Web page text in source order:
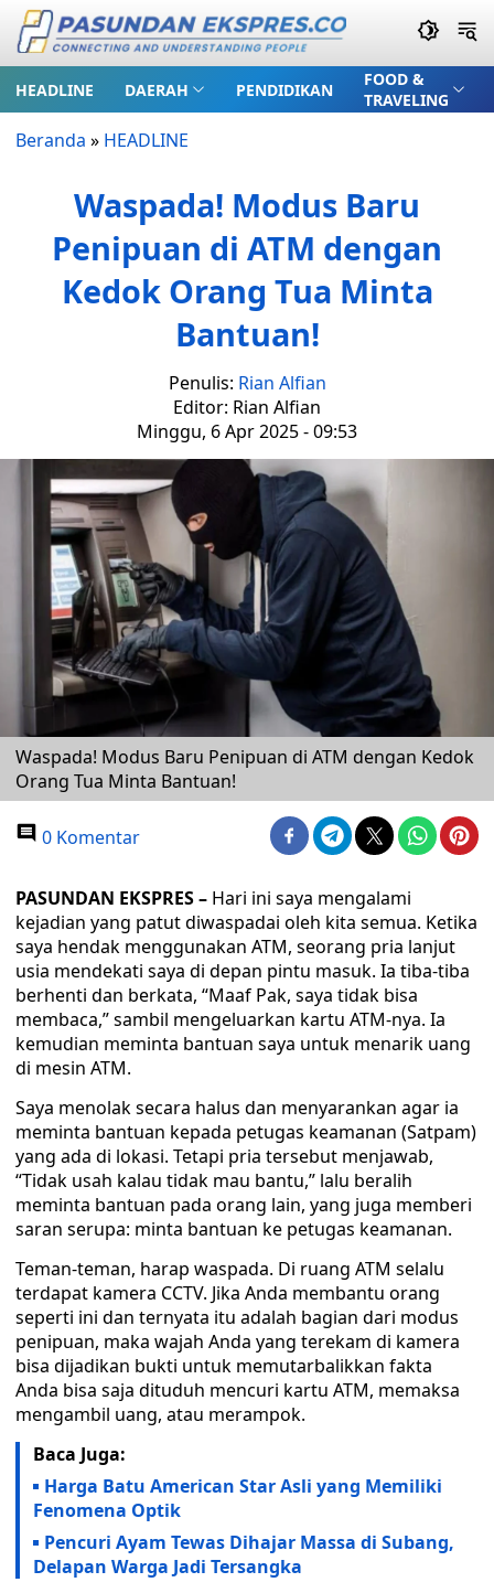
HEADLINE DAERAH PENDIDIKAN
FOOD &
TRAVELING
Beranda » HEADLINE
Waspada! Modus Baru
Penipuan di ATM dengan
Kedok Orang Tua Minta
Bantuan!
Penulis: Rian Alfian
Editor: Rian Alfian
Minggu, 6 Apr 2025 - 09:53
Waspada! Modus Baru Penipuan di ATM dengan Kedok
Orang Tua Minta Bantuan!
0 Komentar
PASUNDAN EKSPRES – Hari ini saya mengalami
kejadian yang patut diwaspadai oleh kita semua. Ketika
saya hendak menggunakan ATM, seorang pria lanjut
usia mendekati saya di depan pintu masuk. Ia tiba-tiba
berhenti dan berkata, “Maaf Pak, saya tidak bisa
membaca,” sambil mengeluarkan kartu ATM-nya. Ia
kemudian meminta bantuan saya untuk menarik uang
di mesin ATM.
Saya menolak secara halus dan menyarankan agar ia
meminta bantuan kepada petugas keamanan (Satpam)
yang ada di lokasi. Tetapi pria tersebut menjawab,
“Tidak usah kalau tidak mau bantu,” lalu beralih
meminta bantuan pada orang lain, yang juga memberi
saran serupa: minta bantuan ke petugas keamanan.
Teman-teman, harap waspada. Di ruang ATM selalu
terdapat kamera CCTV. Jika Anda membantu orang
seperti ini dan ternyata itu adalah bagian dari modus
penipuan, maka wajah Anda yang terekam di kamera
bisa dijadikan bukti untuk memutarbalikkan fakta
Anda bisa saja dituduh mencuri kartu ATM, memaksa
mengambil uang, atau merampok.
Baca Juga:
Harga Batu American Star Asli yang Memiliki
Fenomena Optik
Pencuri Ayam Tewas Dihajar Massa di Subang,
Delapan Warga Jadi Tersangka